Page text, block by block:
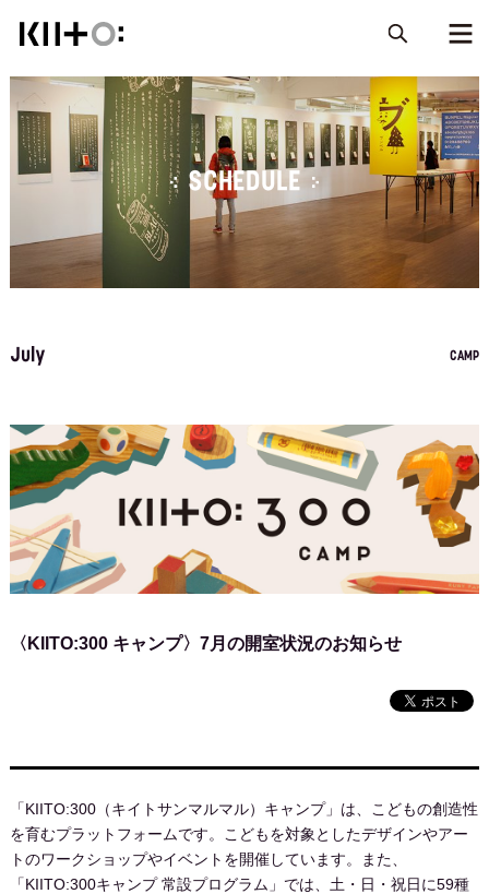
SCHEDULE
July CAMP
〈KIITO:300 キャンプ〉7月の開室状況のお知らせ
「KIITO:300（キイトサンマルマル）キャンプ」は、こどもの創造性
を育むプラットフォームです。こどもを対象としたデザインやアー
トのワークショップやイベントを開催しています。また、
「KIITO:300キャンプ 常設プログラム」では、土・日・祝日に59種